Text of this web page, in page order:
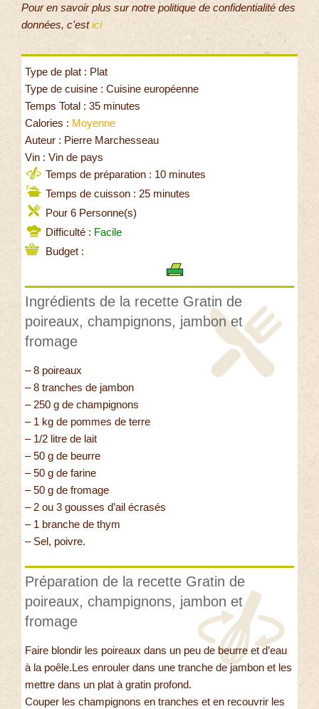
Pour en savoir plus sur notre politique de confidentialité des
données, c'estici
Type de plat : Plat
Type de cuisine : Cuisine européenne
Temps Total : 35 minutes
Calories : Moyenne
Auteur : Pierre Marchesseau
Vin : Vin de pays
Temps de préparation : 10 minutes
Temps de cuisson : 25 minutes
Pour 6 Personne(s)
Difficulté : Facile
Budget :
Ingrédients de la recette Gratin de
poireaux, champignons, jambon et
fromage
– 8 poireaux
– 8 tranches de jambon
– 250 g de champignons
– 1 kg de pommes de terre
– 1/2 litre de lait
– 50 g de beurre
– 50 g de farine
– 50 g de fromage
– 2 ou 3 gousses d’ail écrasés
– 1 branche de thym
– Sel, poivre.
Préparation de la recette Gratin de
poireaux, champignons, jambon et
fromage
Faire blondir les poireaux dans un peu de beurre et d’eau
à la poêle.Les enrouler dans une tranche de jambon et les
mettre dans un plat à gratin profond.
Couper les champignons en tranches et en recouvrir les